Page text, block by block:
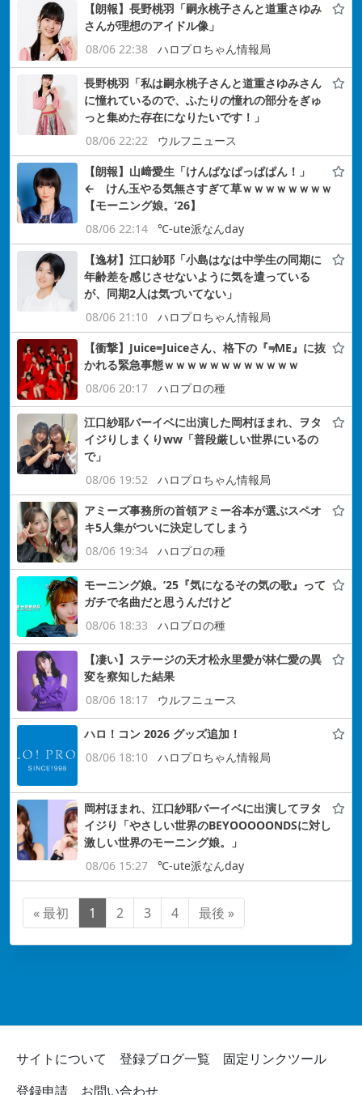
【朗報】長野桃羽「嗣永桃子さんと道重さゆみ
さんが理想のアイドル像」
08/06 22:38
ハロプロちゃん情報局
長野桃羽「私は嗣永桃子さんと道重さゆみさん
に憧れているので、ふたりの憧れの部分をぎゅ
っと集めた存在になりたいです！」
08/06 22:22
ウルフニュース
【朗報】山﨑愛生「けんぱなぱっぱぱん！」
← けん玉やる気無さすぎて草ｗｗｗｗｗｗｗｗ
【モーニング娘。’26】
08/06 22:14
℃-ute派なんday
【逸材】江口紗耶「小島はなは中学生の同期に
年齢差を感じさせないように気を遣っている
が、同期2人は気づいてない」
08/06 21:10
ハロプロちゃん情報局
【衝撃】Juice=Juiceさん、格下の『≠ME』に抜
かれる緊急事態ｗｗｗｗｗｗｗｗｗｗｗｗ
08/06 20:17
ハロプロの種
江口紗耶バーイベに出演した岡村ほまれ、ヲタ
イジりしまくりww「普段厳しい世界にいるの
で」
08/06 19:52
ハロプロちゃん情報局
アミーズ事務所の首領アミー谷本が選ぶスペオ
キ5人集がついに決定してしまう
08/06 19:34
ハロプロの種
モーニング娘。’25『気になるその気の歌』って
ガチで名曲だと思うんだけど
08/06 18:33
ハロプロの種
【凄い】ステージの天才松永里愛が林仁愛の異
変を察知した結果
08/06 18:17
ウルフニュース
ハロ！コン 2026 グッズ追加！
08/06 18:10
ハロプロちゃん情報局
岡村ほまれ、江口紗耶バーイベに出演してヲタ
イジり「やさしい世界のBEYOOOOONDSに対し
激しい世界のモーニング娘。」
08/06 15:27
℃-ute派なんday
« 最初 1 2 3 4 最後 »
サイトについて 登録ブログ一覧
固定リンクツール
登録申請
お問い合わせ